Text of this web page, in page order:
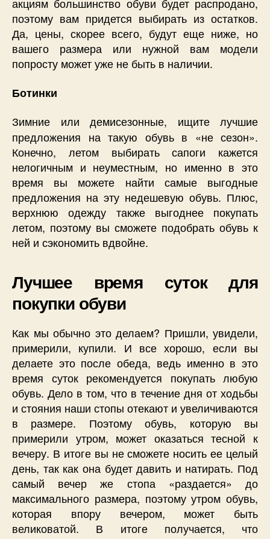
акциям большинство обуви будет распродано,
поэтому вам придется выбирать из остатков.
Да, цены, скорее всего, будут еще ниже, но
вашего размера или нужной вам модели
попросту может уже не быть в наличии.
Ботинки
Зимние или демисезонные, ищите лучшие
предложения на такую обувь в «не сезон».
Конечно, летом выбирать сапоги кажется
нелогичным и неуместным, но именно в это
время вы можете найти самые выгодные
предложения на эту недешевую обувь. Плюс,
верхнюю одежду также выгоднее покупать
летом, поэтому вы сможете подобрать обувь к
ней и сэкономить вдвойне.
Лучшее время суток для
покупки обуви
Как мы обычно это делаем? Пришли, увидели,
примерили, купили. И все хорошо, если вы
делаете это после обеда, ведь именно в это
время суток рекомендуется покупать любую
обувь. Дело в том, что в течение дня от ходьбы
и стояния наши стопы отекают и увеличиваются
в размере. Поэтому обувь, которую вы
примерили утром, может оказаться тесной к
вечеру. В итоге вы не сможете носить ее целый
день, так как она будет давить и натирать. Под
самый вечер же стопа «раздается» до
максимального размера, поэтому утром обувь,
которая впору вечером, может быть
великоватой. В итоге получается, что